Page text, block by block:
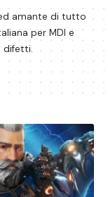
amante di tutto
per MDI e
difetti.